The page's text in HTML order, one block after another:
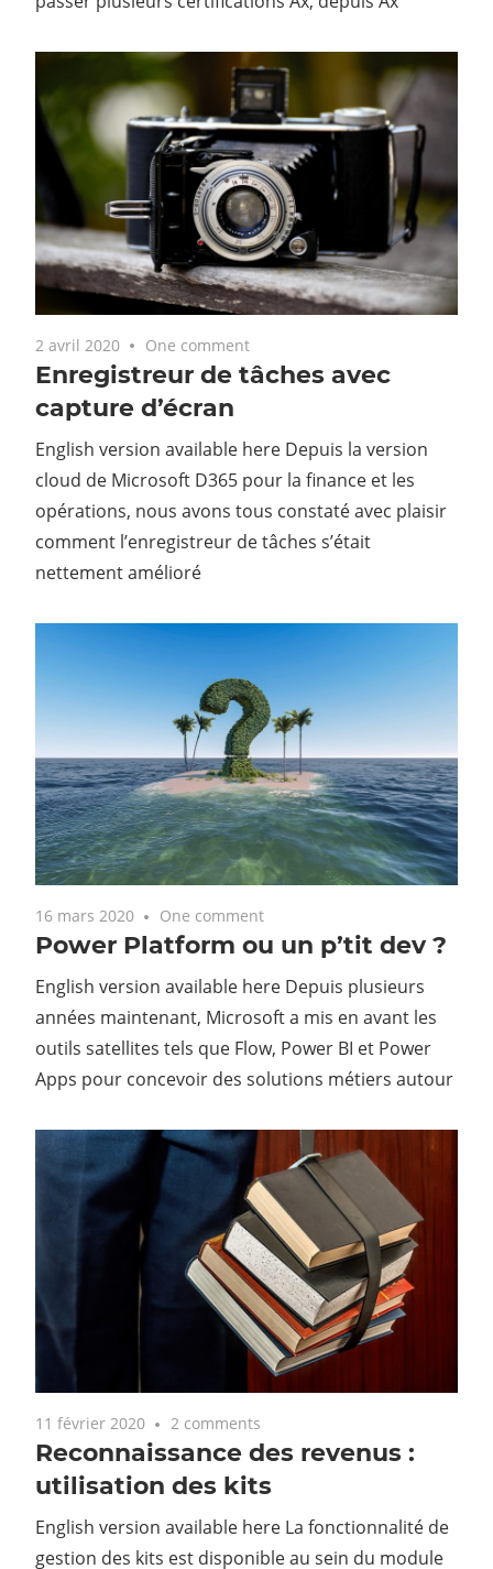
2 avril 2020 One comment
Enregistreur de tâches avec
capture d’écran
English version available here Depuis la version
cloud de Microsoft D365 pour la finance et les
opérations, nous avons tous constaté avec plaisir
comment l’enregistreur de tâches s’était
nettement amélioré
16 mars 2020 One comment
Power Platform ou un p’tit dev ?
English version available here Depuis plusieurs
années maintenant, Microsoft a mis en avant les
outils satellites tels que Flow, Power BI et Power
Apps pour concevoir des solutions métiers autour
11 février 2020 2 comments
Reconnaissance des revenus :
utilisation des kits
English version available here La fonctionnalité de
gestion des kits est disponible au sein du module